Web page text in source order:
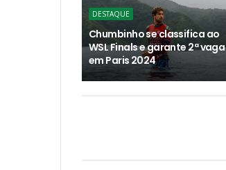
DESTAQUE
Chumbinho se classifica ao
WSL Finals e garante 2ª vaga
em Paris 2024